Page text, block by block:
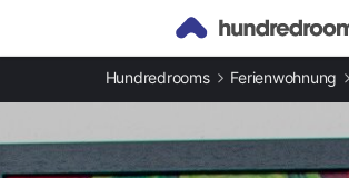
Ferienwohnungen in Équihen-Plage
Hundredrooms Ferienwohnung